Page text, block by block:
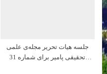
جلسه هیات تحریر مجله‌ی علمی
تحقیقی پامیر برای شماره 31